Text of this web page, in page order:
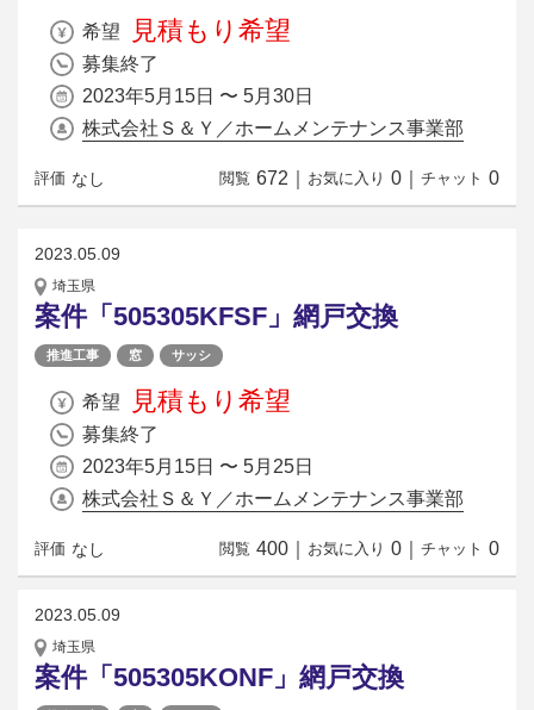
希望 見積もり希望
募集終了
2023年5月15日 〜 5月30日
株式会社Ｓ＆Ｙ／ホームメンテナンス事業部
評価 なし 閲覧 672 お気に入り 0 チャット 0
2023.05.09
埼玉県
案件「505305KFSF」網戸交換
推進工事 窓 サッシ
希望 見積もり希望
募集終了
2023年5月15日 〜 5月25日
株式会社Ｓ＆Ｙ／ホームメンテナンス事業部
評価 なし 閲覧 400 お気に入り 0 チャット 0
2023.05.09
埼玉県
案件「505305KONF」網戸交換